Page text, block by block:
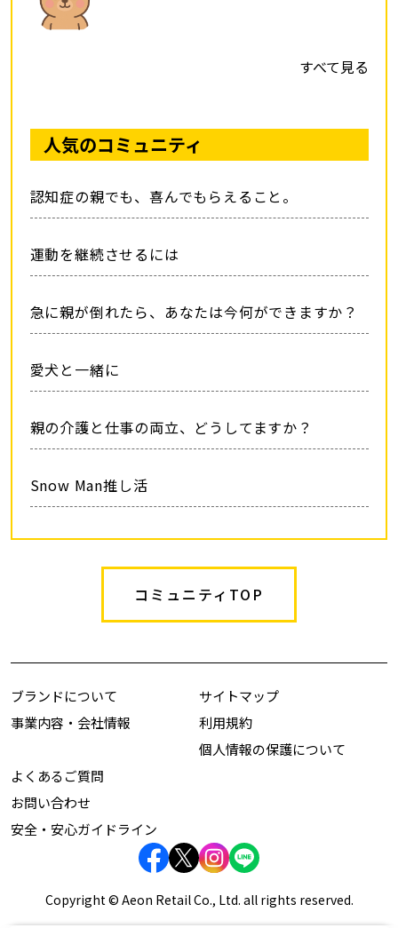
すべて見る
人気のコミュニティ
認知症の親でも、喜んでもらえること。
運動を継続させるには
急に親が倒れたら、あなたは今何ができますか？
愛犬と一緒に
親の介護と仕事の両立、どうしてますか？
Snow Man推し活
コミュニティTOP
ブランドについて
事業内容・会社情報
サイトマップ
利用規約
個人情報の保護について
よくあるご質問
お問い合わせ
安全・安心ガイドライン
Copyright © Aeon Retail Co., Ltd. all rights reserved.